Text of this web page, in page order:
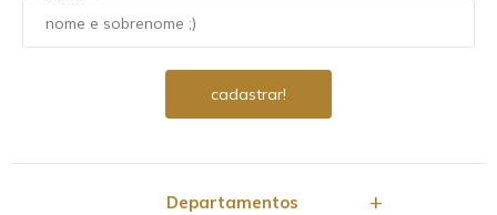
Departamentos